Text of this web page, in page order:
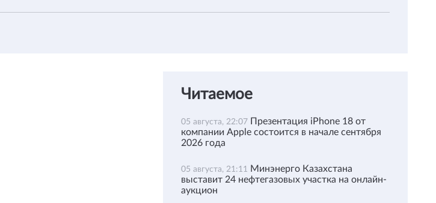
Читаемое
05 августа, 22:07 Презентация iPhone 18 от
компании Apple состоится в начале сентября
2026 года
05 августа, 21:11 Минэнерго Казахстана
выставит 24 нефтегазовых участка на онлайн-
аукцион